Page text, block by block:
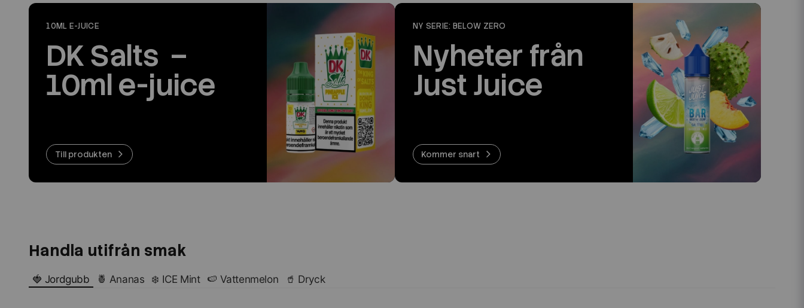
10ML E-JUICE
DK Salts –
10ml e-juice
Till produkten
NY SERIE: BELOW ZERO
Nyheter från
Just Juice
Kommer snart
Handla utifrån smak
🍓 Jordgubb 🍍 Ananas ❄️ ICE Mint 🍉 Vattenmelon 🥤 Dryck